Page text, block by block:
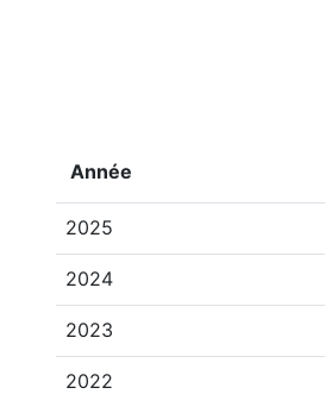
Année
2025
2024
2023
2022